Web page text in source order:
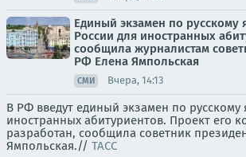
Единый экзамен по русскому
России для иностранных
сообщила журналистам
РФ Елена Ямпольская
СМИ Вчера, 14:13
В РФ введут единый экзамен по русскому
иностранных абитуриентов. Проект его
разработан, сообщила советник
Ямпольская.// ТАСС